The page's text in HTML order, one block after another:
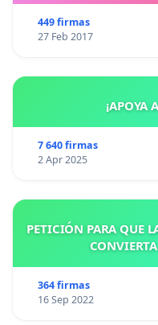
449 firmas
27 Feb 2017
¡APOYA
7 640 firmas
2 Apr 2025
PETICIÓN PARA QUE
364 firmas
16 Sep 2022